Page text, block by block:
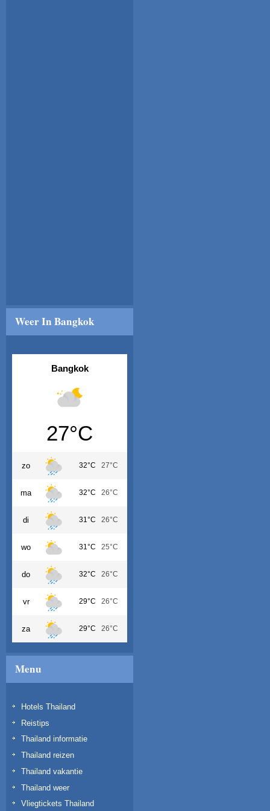
Weer In Bangkok
Bangkok
27°C
zo 32°C 27°C
ma 32°C 26°C
di 31°C 26°C
wo 31°C 25°C
do 32°C 26°C
vr 29°C 26°C
za 29°C 26°C
Menu
Hotels Thailand
Reistips
Thailand informatie
Thailand reizen
Thailand vakantie
Thailand weer
Vliegtickets Thailand